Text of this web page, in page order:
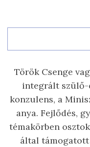
Török Csenge
integrált szülő-
konzulens, a
anya. Fejlődés,
témakörben
által